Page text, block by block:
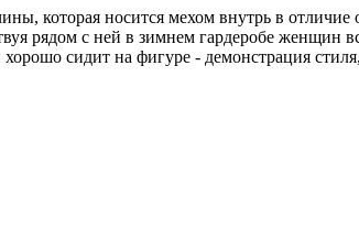
которая носится мехом внутрь в
рядом с ней в зимнем гардеробе женщин
сидит на фигуре - демонстрация